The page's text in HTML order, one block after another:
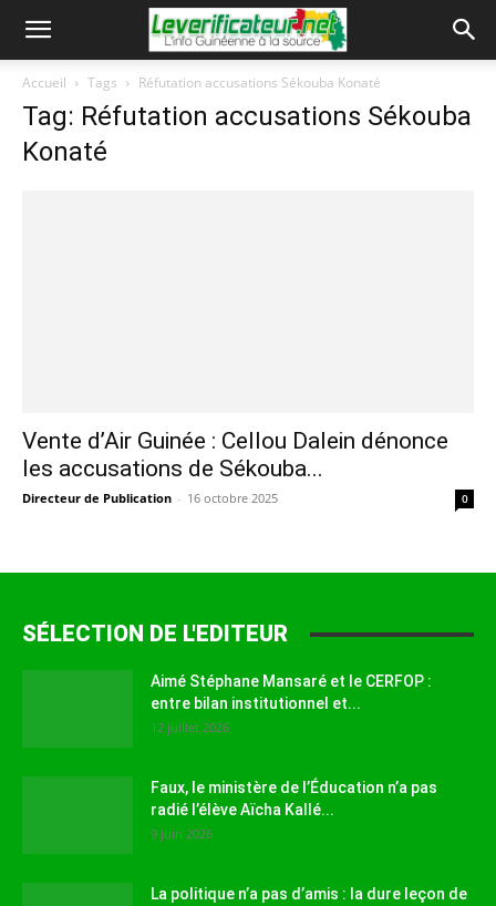
Accueil Tags Réfutation accusations Sékouba Konaté
Tag: Réfutation accusations Sékouba
Konaté
Vente d’Air Guinée : Cellou Dalein dénonce
les accusations de Sékouba...
Directeur de Publication - 16 octobre 2025 0
SÉLECTION DE L'EDITEUR
Aimé Stéphane Mansaré et le CERFOP :
entre bilan institutionnel et...
12 juillet 2026
Faux, le ministère de l’Éducation n’a pas
radié l’élève Aïcha Kallé...
9 juin 2026
La politique n’a pas d’amis : la dure leçon de